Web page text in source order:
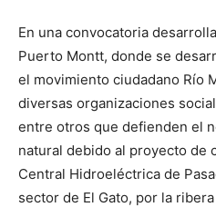
En una convocatoria
Puerto Montt, donde se
el movimiento ciudadano Río
diversas organizaciones
entre otros que defienden el
natural debido al proyecto de
Central Hidroeléctrica de
sector de El Gato, por la